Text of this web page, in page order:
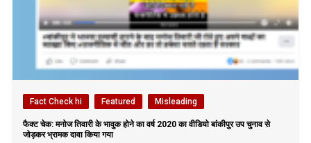
Fact Check hi Featured Misleading
फैक्ट चेक: मनोज तिवारी के भावुक होने का वर्ष 2020 का वीडियो बांकीपुर उप चुनाव से
जोड़कर भ्रामक दावा किया गया